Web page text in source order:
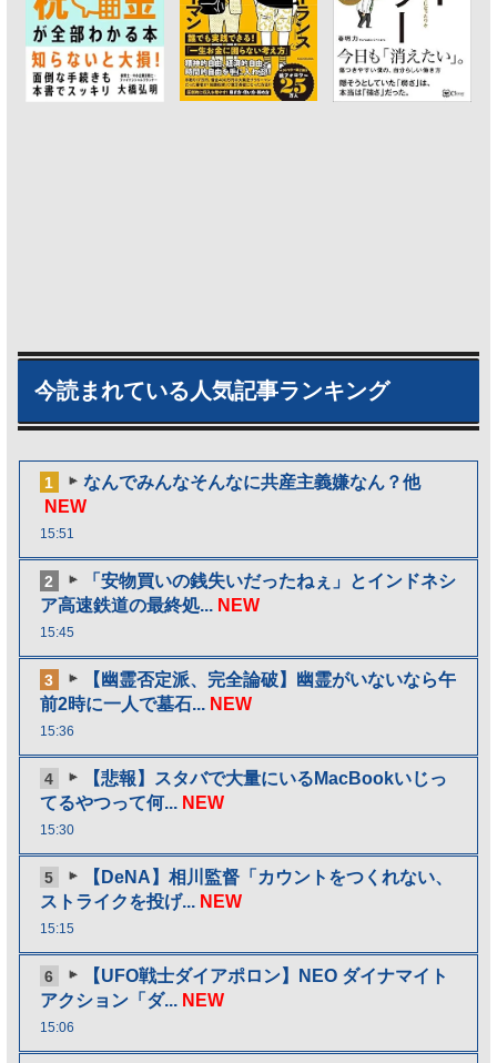
今読まれている人気記事ランキング
1
なんでみんなそんなに共産主義嫌なん？他
NEW
15:51
2
「安物買いの銭失いだったねぇ」とインドネシ
ア高速鉄道の最終処... NEW
15:45
3
【幽霊否定派、完全論破】幽霊がいないなら午
前2時に一人で墓石... NEW
15:36
4
【悲報】スタバで大量にいるMacBookいじっ
てるやつって何... NEW
15:30
5
【DeNA】相川監督「カウントをつくれない、
ストライクを投げ... NEW
15:15
6
【UFO戦士ダイアポロン】NEO ダイナマイト
アクション「ダ... NEW
15:06